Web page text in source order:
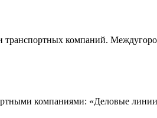
компаний.
компаниями: «Деловые